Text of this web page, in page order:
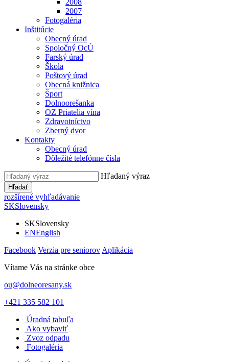
2008
2007
Fotogaléria
Inštitúcie
Obecný úrad
Spoločný OcÚ
Farský úrad
Škola
Poštový úrad
Obecná knižnica
Šport
Dolnoorešanka
OZ Priatelia vína
Zdravotníctvo
Zberný dvor
Kontakty
Obecný úrad
Dôležité telefónne čísla
Hľadaný výraz
Hľadať
rozšírené vyhľadávanie
SKSlovensky
SKSlovensky
ENEnglish
Facebook Verzia pre seniorov Aplikácia
Vítame Vás na stránke obce
ou@dolneoresany.sk
+421 335 582 101
Úradná tabuľa
Ako vybaviť
Zvoz odpadu
Fotogaléria